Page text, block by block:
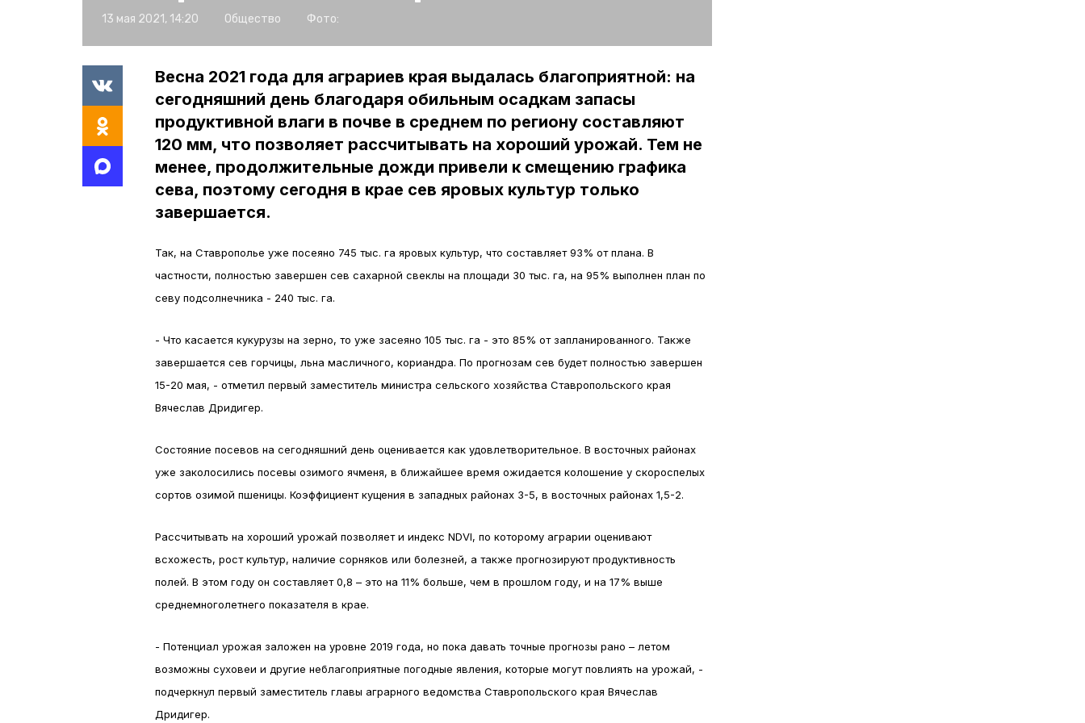
13 мая 2021, 14:20 Общество Фото:
Весна 2021 года для аграриев края выдалась благоприятной: на
сегодняшний день благодаря обильным осадкам запасы
продуктивной влаги в почве в среднем по региону составляют
120 мм, что позволяет рассчитывать на хороший урожай. Тем не
менее, продолжительные дожди привели к смещению графика
сева, поэтому сегодня в крае сев яровых культур только
завершается.
Так, на Ставрополье уже посеяно 745 тыс. га яровых культур, что составляет 93% от плана. В
частности, полностью завершен сев сахарной свеклы на площади 30 тыс. га, на 95% выполнен план по
севу подсолнечника - 240 тыс. га.
- Что касается кукурузы на зерно, то уже засеяно 105 тыс. га - это 85% от запланированного. Также
завершается сев горчицы, льна масличного, кориандра. По прогнозам сев будет полностью завершен
15-20 мая, - отметил первый заместитель министра сельского хозяйства Ставропольского края
Вячеслав Дридигер.
Состояние посевов на сегодняшний день оценивается как удовлетворительное. В восточных районах
уже заколосились посевы озимого ячменя, в ближайшее время ожидается колошение у скороспелых
сортов озимой пшеницы. Коэффициент кущения в западных районах 3-5, в восточных районах 1,5-2.
Рассчитывать на хороший урожай позволяет и индекс NDVI, по которому аграрии оценивают
всхожесть, рост культур, наличие сорняков или болезней, а также прогнозируют продуктивность
полей. В этом году он составляет 0,8 – это на 11% больше, чем в прошлом году, и на 17% выше
среднемноголетнего показателя в крае.
- Потенциал урожая заложен на уровне 2019 года, но пока давать точные прогнозы рано – летом
возможны суховеи и другие неблагоприятные погодные явления, которые могут повлиять на урожай, -
подчеркнул первый заместитель главы аграрного ведомства Ставропольского края Вячеслав
Дридигер.